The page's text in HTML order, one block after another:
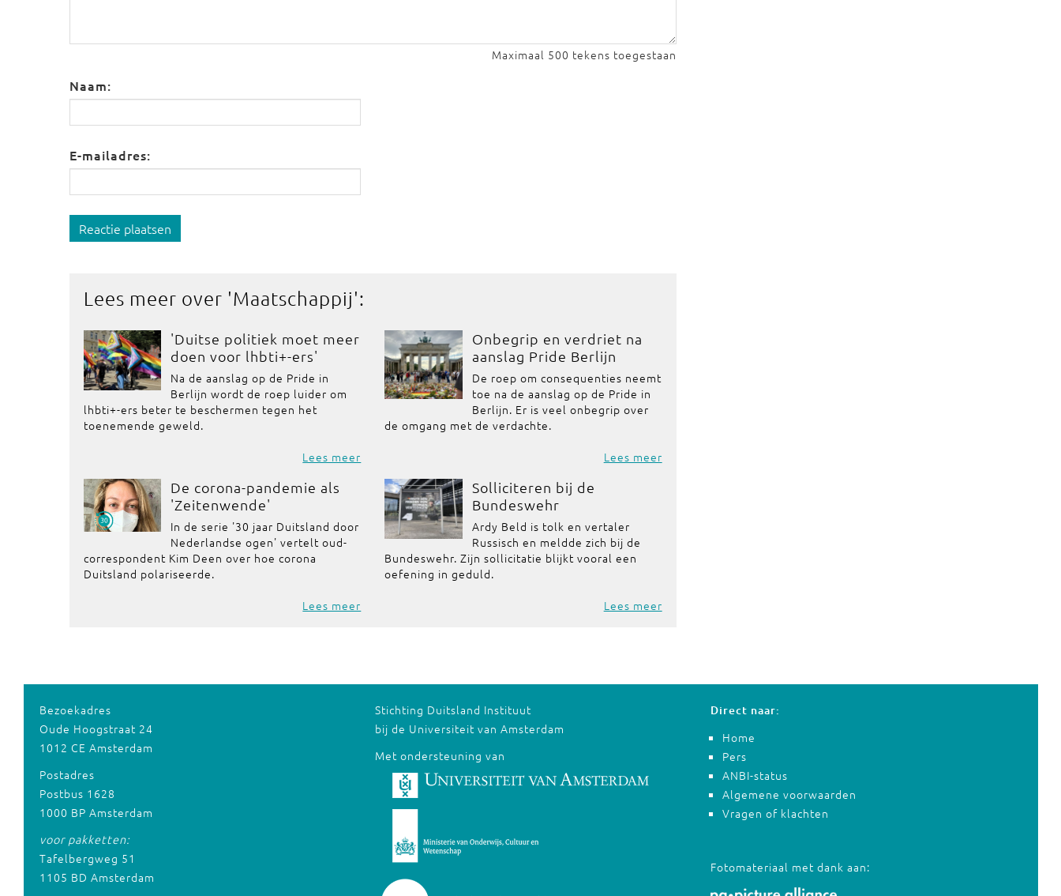
Maximaal 500 tekens toegestaan
Naam:
E-mailadres:
Reactie plaatsen
Lees meer over 'Maatschappij':
'Duitse politiek moet meer
doen voor lhbti+-ers'
Na de aanslag op de Pride in
Berlijn wordt de roep luider om
lhbti+-ers beter te beschermen tegen het
toenemende geweld.
Lees meer
Onbegrip en verdriet na
aanslag Pride Berlijn
De roep om consequenties neemt
toe na de aanslag op de Pride in
Berlijn. Er is veel onbegrip over
de omgang met de verdachte.
Lees meer
De corona-pandemie als
'Zeitenwende'
In de serie '30 jaar Duitsland door
Nederlandse ogen' vertelt oud-
correspondent Kim Deen over hoe corona
Duitsland polariseerde.
Lees meer
Solliciteren bij de
Bundeswehr
Ardy Beld is tolk en vertaler
Russisch en meldde zich bij de
Bundeswehr. Zijn sollicitatie blijkt vooral een
oefening in geduld.
Lees meer
Bezoekadres
Oude Hoogstraat 24
1012 CE Amsterdam
Postadres
Postbus 1628
1000 BP Amsterdam
voor pakketten:
Tafelbergweg 51
1105 BD Amsterdam
Stichting Duitsland Instituut
bij de Universiteit van Amsterdam
Met ondersteuning van
Direct naar:
Home
Pers
ANBI-status
Algemene voorwaarden
Vragen of klachten
Fotomateriaal met dank aan: